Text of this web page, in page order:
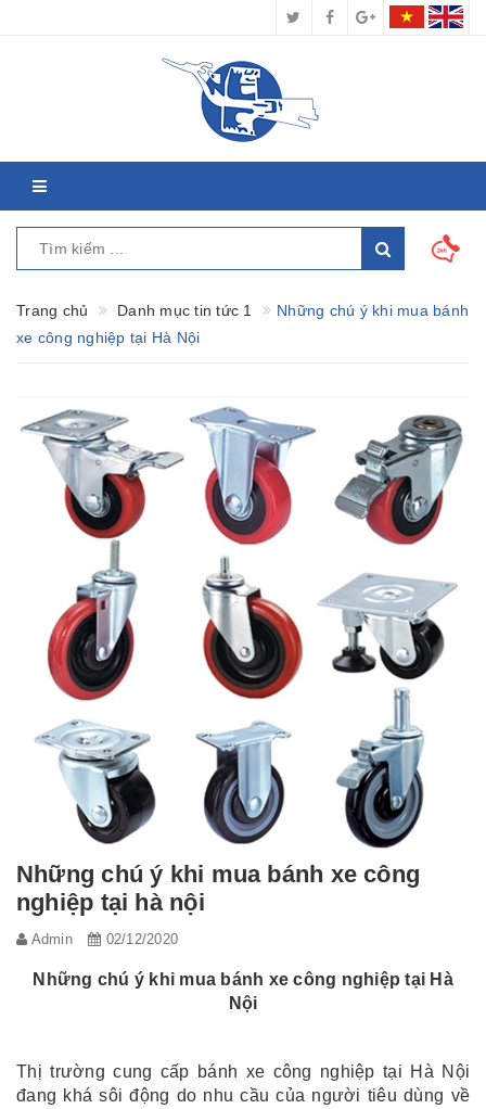
Trang chủ Danh mục tin tức 1
Những chú ý khi mua bánh
xe công nghiệp tại Hà Nội
Những chú ý khi mua bánh xe công
nghiệp tại hà nội
Admin 02/12/2020
Những chú ý khi mua bánh xe công nghiệp tại Hà
Nội
Thị trường cung cấp bánh xe công nghiệp tại Hà Nội
đang khá sôi động do nhu cầu của người tiêu dùng về